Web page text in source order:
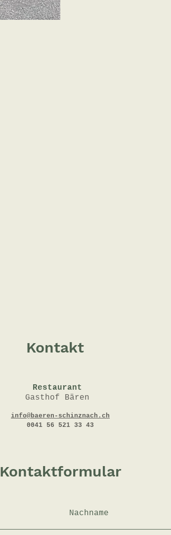
Kontakt
Restaurant
Gasthof Bären
info@baeren-schinznach.ch
0041 56 521 33 43
Kontaktformular